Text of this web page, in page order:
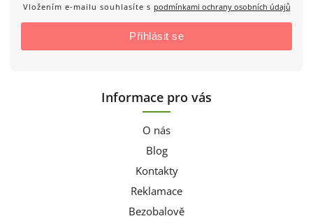
Vložením e-mailu souhlasíte s podmínkami ochrany osobních údajů
Přihlásit se
Informace pro vás
O nás
Blog
Kontakty
Reklamace
Bezobalově